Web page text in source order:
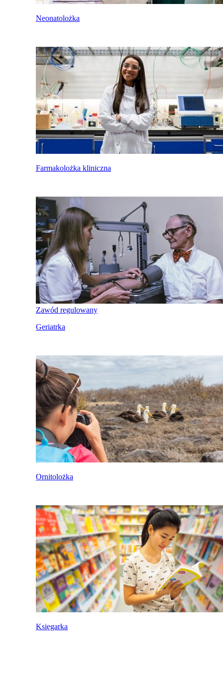
Neonatolożka
Farmakolożka kliniczna
Zawód regulowany
Geriatrka
Ornitolożka
Księgarka